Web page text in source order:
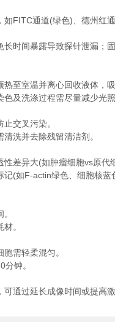
通道(绿色)、德州红通
间暴露导致探针泄漏；固
室温并离心回收液体，吸
及洗涤过程需尽量减少光照
交叉污染。
洗并去除残留清洁剂。
异大(如肿瘤细胞vs原代
如F-actin绿色、细胞核蓝
。
需轻柔混匀。
钟。
过延长成像时间或提高激